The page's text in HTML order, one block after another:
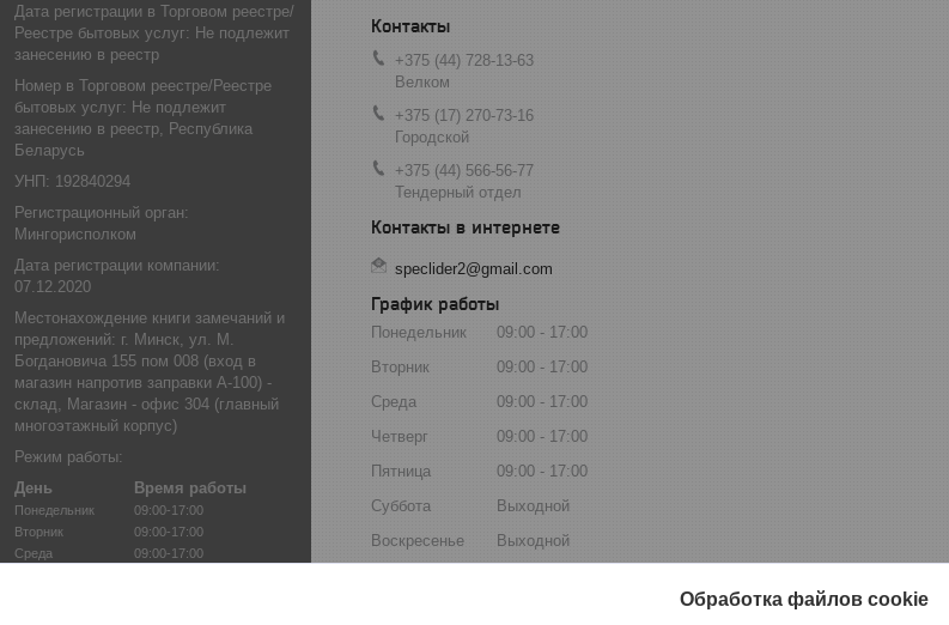
Дата регистрации в Торговом реестре/
Реестре бытовых услуг: Не подлежит
занесению в реестр
Номер в Торговом реестре/Реестре
бытовых услуг: Не подлежит
занесению в реестр, Республика
Беларусь
УНП: 192840294
Регистрационный орган:
Мингорисполком
Дата регистрации компании:
07.12.2020
Местонахождение книги замечаний и
предложений: г. Минск, ул. М.
Богдановича 155 пом 008 (вход в
магазин напротив заправки А-100) -
склад, Магазин - офис 304 (главный
многоэтажный корпус)
Режим работы:
День
Время работы
Понедельник
09:00-17:00
Вторник
09:00-17:00
Среда
09:00-17:00
+375 (44) 728-13-63
Велком
+375 (17) 270-73-16
Городской
+375 (44) 566-56-77
Тендерный отдел
speclider2@gmail.com
График работы
Понедельник 09:00
17:00
Вторник
09:00
17:00
Среда
09:00
17:00
Четверг
09:00
17:00
Пятница
09:00
17:00
Суббота
Выходной
Воскресенье
Выходной
Обработка файлов cookie